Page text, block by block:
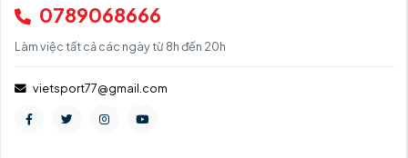
0789068666
Làm việc tất cả các ngày từ 8h đến 20h
vietsport77@gmail.com